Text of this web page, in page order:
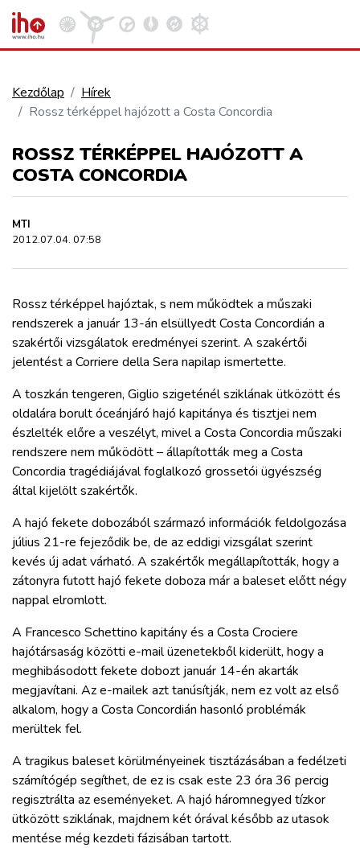
VASÚT
KÖZÚT
REPÜLÉS
KÖZLEKEDÉSFEJLESZTÉS
ELLÁTÁSI LÁNC
ZÖLDÚT
HAJÓZÁS
BLOG
WEBSHOP
BELÉPÉS
REGISZTRÁCIÓ
Kosár megtekintése
Kezdőlap
Hírek
Rossz térképpel hajózott a Costa Concordia
ROSSZ TÉRKÉPPEL HAJÓZOTT A
COSTA CONCORDIA
MTI
2012.07.04. 07:58
Rossz térképpel hajóztak, s nem működtek a műszaki
rendszerek a január 13-án elsüllyedt Costa Concordián a
szakértői vizsgálatok eredményei szerint. A szakértői
jelentést a Corriere della Sera napilap ismertette.
A toszkán tengeren, Giglio szigeténél sziklának ütközött és
oldalára borult óceánjáró hajó kapitánya és tisztjei nem
észlelték előre a veszélyt, mivel a Costa Concordia műszaki
rendszere nem működött – állapították meg a Costa
Concordia tragédiájával foglalkozó grossetói ügyészség
által kijelölt szakértők.
A hajó fekete dobozából származó információk feldolgozása
július 21-re fejeződik be, de az eddigi vizsgálat szerint
kevés új adat várható. A szakértők megállapították, hogy a
zátonyra futott hajó fekete doboza már a baleset előtt négy
nappal elromlott.
A Francesco Schettino kapitány és a Costa Crociere
hajótársaság közötti e-mail üzenetekből kiderült, hogy a
meghibásodott fekete dobozt január 14-én akarták
megjavítani. Az e-mailek azt tanúsítják, nem ez volt az első
alkalom, hogy a Costa Concordián hasonló problémák
merültek fel.
A tragikus baleset körülményeinek tisztázásában a fedélzeti
számítógép segíthet, de ez is csak este 23 óra 36 percig
regisztrálta az eseményeket. A hajó háromnegyed tízkor
ütközött sziklának, majdnem két órával később az utasok
mentése még kezdeti fázisában tartott.